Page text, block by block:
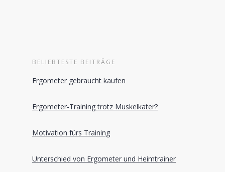
BELIEBTESTE BEITRÄGE
Ergometer gebraucht kaufen
Ergometer-Training trotz Muskelkater?
Motivation fürs Training
Unterschied von Ergometer und Heimtrainer